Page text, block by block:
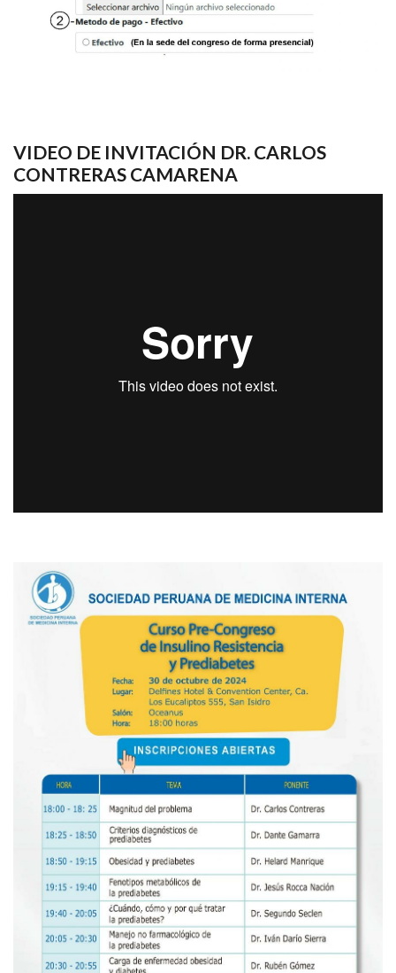
VIDEO DE INVITACIÓN DR. CARLOS
CONTRERAS CAMARENA